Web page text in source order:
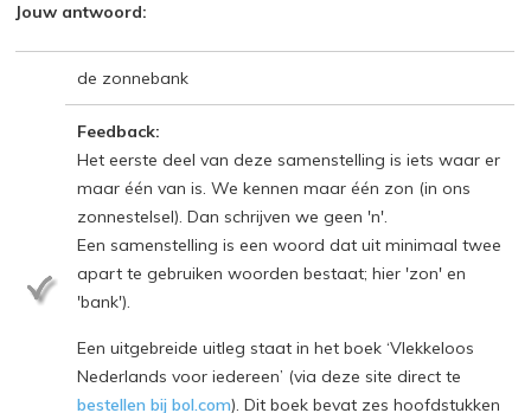
Jouw antwoord:
de zonnebank
Feedback:
Het eerste deel van deze samenstelling is iets waar er
maar één van is. We kennen maar één zon (in ons
zonnestelsel). Dan schrijven we geen 'n'.
Een samenstelling is een woord dat uit minimaal twee
apart te gebruiken woorden bestaat; hier 'zon' en
'bank').
Een uitgebreide uitleg staat in het boek ‘Vlekkeloos
Nederlands voor iedereen’ (via deze site direct te
bestellen bij bol.com). Dit boek bevat zes hoofdstukken